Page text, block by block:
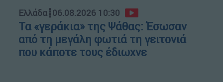
Ελλάδα┋06.08.2026 10:30
Τα «γεράκια» της Ψάθας: Έσωσαν
από τη μεγάλη φωτιά τη γειτονιά
που κάποτε τους έδιωχνε